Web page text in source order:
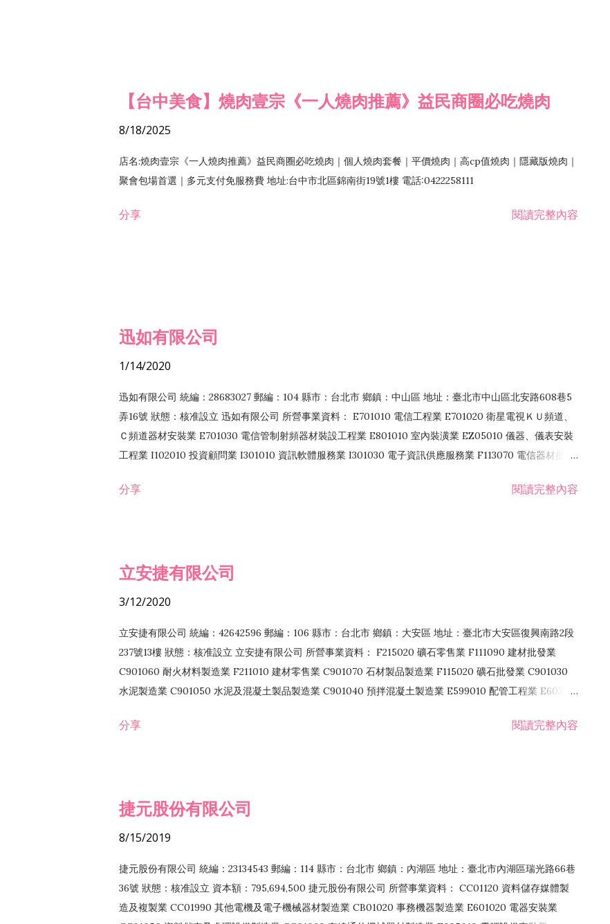
【台中美食】燒肉壹宗《一人燒肉推薦》益民商圈必吃燒肉
8/18/2025
店名:燒肉壹宗《一人燒肉推薦》益民商圈必吃燒肉｜個人燒肉套餐｜平價燒肉｜高cp值燒肉｜隱藏版燒肉｜
聚會包場首選｜多元支付免服務費 地址:台中市北區錦南街19號1樓 電話:0422258111
分享 閱讀完整內容
迅如有限公司
1/14/2020
迅如有限公司 統編：28683027 郵編：104 縣市：台北市 鄉鎮：中山區 地址：臺北市中山區北安路608巷5
弄16號 狀態：核准設立 迅如有限公司 所營事業資料： E701010 電信工程業 E701020 衛星電視ＫＵ頻道、
Ｃ頻道器材安裝業 E701030 電信管制射頻器材裝設工程業 E801010 室內裝潢業 EZ05010 儀器、儀表安裝
工程業 I102010 投資顧問業 I301010 資訊軟體服務業 I301030 電子資訊供應服務業 F113070 電信器材批發
務 F102030 菸酒批發業 F203020 菸酒零售業 F401171 酒類輸入業
分享 閱讀完整內容
立安捷有限公司
3/12/2020
立安捷有限公司 統編：42642596 郵編：106 縣市：台北市 鄉鎮：大安區 地址：臺北市大安區復興南路2段
237號13樓 狀態：核准設立 立安捷有限公司 所營事業資料： F215020 礦石零售業 F111090 建材批發業
C901060 耐火材料製造業 F211010 建材零售業 C901070 石材製品製造業 F115020 礦石批發業 C901030
水泥製造業 C901050 水泥及混凝土製品製造業 C901040 預拌混凝土製造業 E599010 配管工程業 E603110
EZ99990 其他工程業 F102170 食品什貨批發業 F106020 日常用品批發業 F108031 醫療器材批發業
分享 閱讀完整內容
捷元股份有限公司
8/15/2019
捷元股份有限公司 統編：23134543 郵編：114 縣市：台北市 鄉鎮：內湖區 地址：臺北市內湖區瑞光路66巷
36號 狀態：核准設立 資本額：795,694,500 捷元股份有限公司 所營事業資料： CC01120 資料儲存媒體製
造及複製業 CC01990 其他電機及電子機械器材製造業 CB01020 事務機器製造業 E601020 電器安裝業